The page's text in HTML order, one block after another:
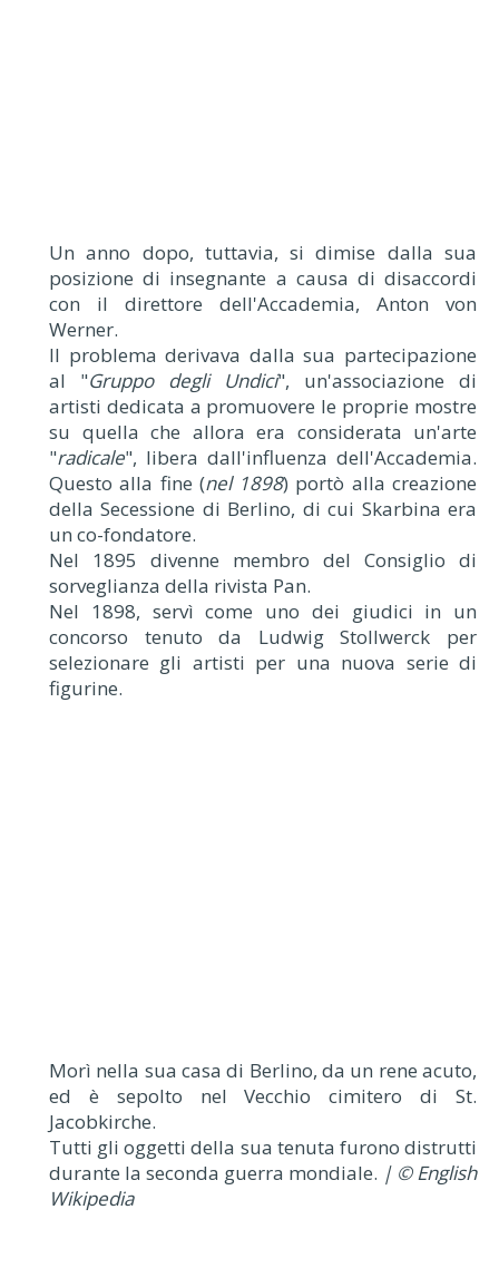
Un anno dopo, tuttavia, si dimise dalla sua
posizione di insegnante a causa di disaccordi
con il direttore dell'Accademia, Anton von
Werner.
Il problema derivava dalla sua partecipazione
al "Gruppo degli Undici", un'associazione di
artisti dedicata a promuovere le proprie mostre
su quella che allora era considerata un'arte
"radicale", libera dall'influenza dell'Accademia.
Questo alla fine (nel 1898) portò alla creazione
della Secessione di Berlino, di cui Skarbina era
un co-fondatore.
Nel 1895 divenne membro del Consiglio di
sorveglianza della rivista Pan.
Nel 1898, servì come uno dei giudici in un
concorso tenuto da Ludwig Stollwerck per
selezionare gli artisti per una nuova serie di
figurine.
Morì nella sua casa di Berlino, da un rene acuto,
ed è sepolto nel Vecchio cimitero di St.
Jacobkirche.
Tutti gli oggetti della sua tenuta furono distrutti
durante la seconda guerra mondiale. | © English
Wikipedia